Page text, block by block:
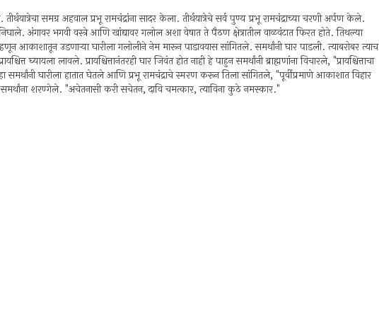
समग्र अहवाल प्रभू रामचंद्रांना सादर केला. तीर्थयात्रेचे सर्व पुण्य प्रभू रामचंद्राच्या चरणी अर्पण केले.
अंगावर भगवी वस्त्रे आणि खांद्यावर गलोल अशा वेषात ते पैठण क्षेत्रातील वाळवंटात फिरत होते. तिथल्या
आकाशातून उडणार्‍या घारीला गलोलीने नेम मारून पाडावयास सांगितले. समर्थांनी घार पाडली. त्याबरोबर त्याच
घ्यायला लावले. प्रायश्चित्तानंतरही घार जिवंत होत नाही हे पाहुन समर्थांनी ब्राह्मणांना विचारले, "प्रायश्चित्ताचा
घारीला हातात घेतले आणि प्रभू रामचंद्राचे स्मरण करून तिला सांगितले, "पूर्वीप्रमाणे आकाशात विहार
समर्थांना शरण्गेले. "अचेतनासी करी सचेतन, दावि चमत्कार, त्याविना कुठे नमस्कार."